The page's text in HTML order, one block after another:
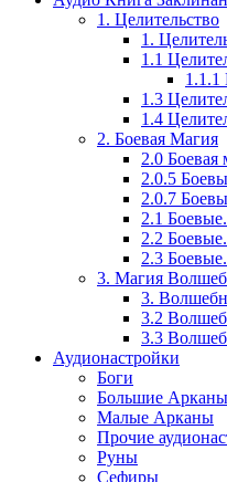
1. Целительство
1.
1.1
1.1.1
1.3
1.4
2. Боевая Магия
2.0 Боевая
2.0.5
2.0.7
2.1
2.2
2.3
3. Магия
3.
3.2
3.3
Аудионастройки
Боги
Большие Арканы
Малые Арканы
Прочие
Руны
Сефиры